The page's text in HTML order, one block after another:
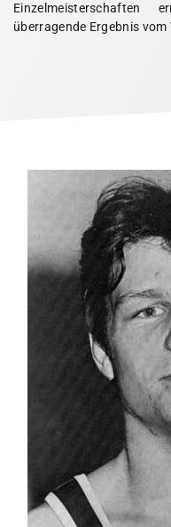
überragende Ergebnis vom